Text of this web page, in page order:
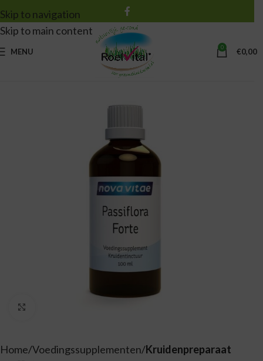
Skip to navigation
Skip to main content
MENU 0 €0,00
Home Voedingssupplementen Kruidenpreparaat